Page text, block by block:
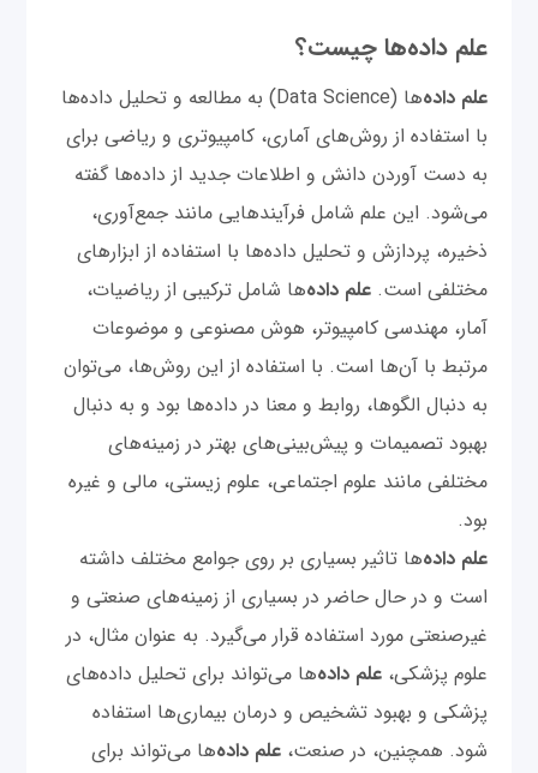
علم داده‌ها چیست؟
علم داده‌
ها (Data Science) به مطالعه و تحلیل داده‌ها
با استفاده از روش‌های آماری، کامپیوتری و ریاضی برای
به دست آوردن دانش و اطلاعات جدید از داده‌ها گفته
می‌شود. این علم شامل فرآیندهایی مانند جمع‌آوری،
ذخیره، پردازش و تحلیل داده‌ها با استفاده از ابزارهای
مختلفی است.علم داده‌ها شامل ترکیبی از ریاضیات،
آمار، مهندسی کامپیوتر، هوش مصنوعی و موضوعات
مرتبط با آن‌ها است. با استفاده از این روش‌ها، می‌توان
به دنبال الگوها، روابط و معنا در داده‌ها بود و به دنبال
بهبود تصمیمات و پیش‌بینی‌های بهتر در زمینه‌های
مختلفی مانند علوم اجتماعی، علوم زیستی، مالی و غیره
بود.
علم داده‌ها تاثیر بسیاری بر روی جوامع مختلف داشته
است و در حال حاضر در بسیاری از زمینه‌های صنعتی و
غیرصنعتی مورد استفاده قرار می‌گیرد. به عنوان مثال، در
علوم پزشکی،علم داده‌ها می‌تواند برای تحلیل داده‌های
پزشکی و بهبود تشخیص و درمان بیماری‌ها استفاده
شود. همچنین، در صنعت،علم داده‌ها می‌تواند برای